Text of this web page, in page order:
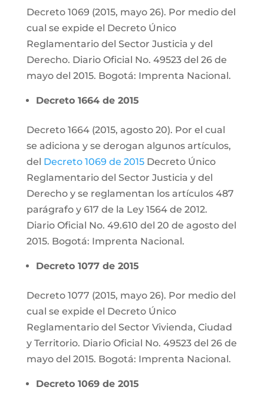
Decreto 1069 (2015, mayo 26). Por medio del
cual se expide el Decreto Único
Reglamentario del Sector Justicia y del
Derecho. Diario Oficial No. 49523 del 26 de
mayo del 2015. Bogotá: Imprenta Nacional.
Decreto 1664 de 2015
Decreto 1664 (2015, agosto 20). Por el cual
se adiciona y se derogan algunos artículos,
del Decreto 1069 de 2015Decreto Único
Reglamentario del Sector Justicia y del
Derecho y se reglamentan los artículos 487
parágrafo y 617 de la Ley 1564 de 2012.
Diario Oficial No. 49.610 del 20 de agosto del
2015. Bogotá: Imprenta Nacional.
Decreto 1077 de 2015
Decreto 1077 (2015, mayo 26). Por medio del
cual se expide el Decreto Único
Reglamentario del Sector Vivienda, Ciudad
y Territorio. Diario Oficial No. 49523 del 26 de
mayo del 2015. Bogotá: Imprenta Nacional.
Decreto 1069 de 2015